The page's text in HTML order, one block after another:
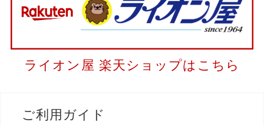
ライオン屋 楽天ショップはこちら
ご利用ガイド